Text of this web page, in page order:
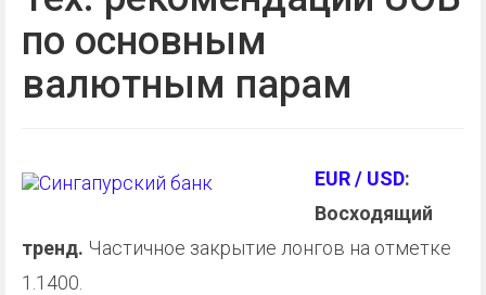
по основным
валютным парам
EUR / USD:
Восходящий
тренд. Частичное закрытие лонгов на отметке
1.1400.